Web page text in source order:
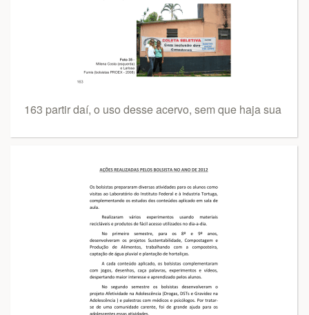
163 partir daí, o uso desse acervo, sem que haja sua